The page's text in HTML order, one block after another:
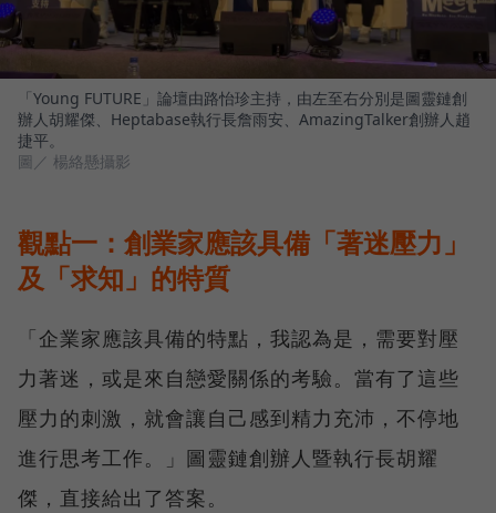
「Young FUTURE」論壇由路怡珍主持，由左至右分別是圖靈鏈創
辦人胡耀傑、Heptabase執行長詹雨安、AmazingTalker創辦人趙
捷平。
圖／ 楊絡懸攝影
觀點一：創業家應該具備「著迷壓力」
及「求知」的特質
「企業家應該具備的特點，我認為是，需要對壓
力著迷，或是來自戀愛關係的考驗。當有了這些
壓力的刺激，就會讓自己感到精力充沛，不停地
進行思考工作。」圖靈鏈創辦人暨執行長胡耀
傑，直接給出了答案。